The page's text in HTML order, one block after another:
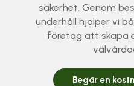
sektionsfällning och
Med certifierade
blir tryggt, effektivt
högsta
Begär en